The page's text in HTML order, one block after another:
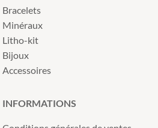
Bracelets
Minéraux
Litho-kit
Bijoux
Accessoires
INFORMATIONS